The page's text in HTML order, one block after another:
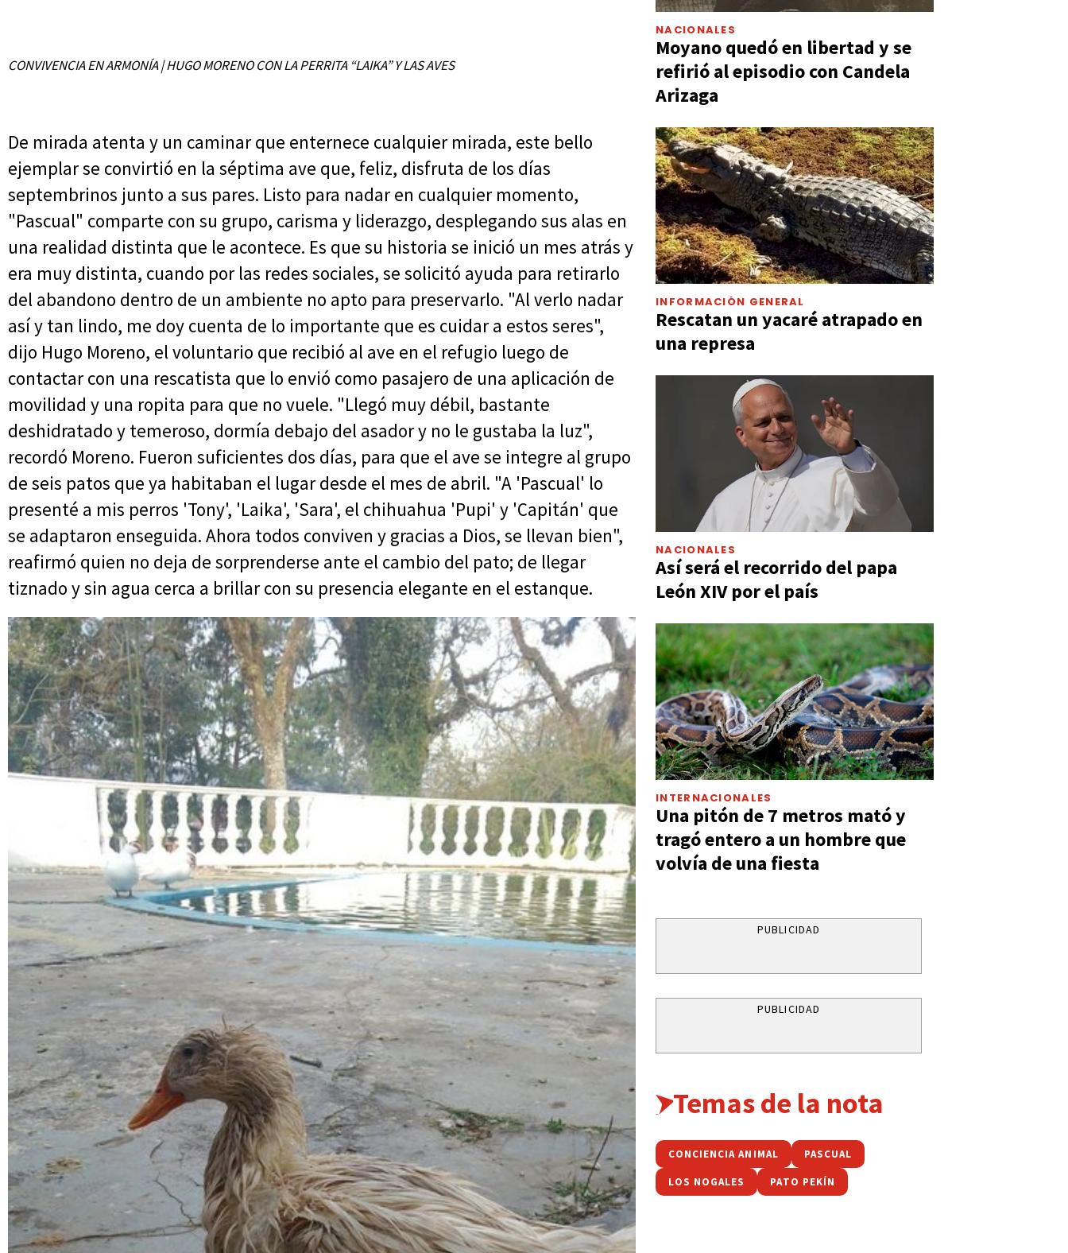
CONVIVENCIA EN ARMONÍA | HUGO MORENO CON LA PERRITA “LAIKA” Y LAS AVES
De mirada atenta y un caminar que enternece cualquier mirada, este bello
ejemplar se convirtió en la séptima ave que, feliz, disfruta de los días
septembrinos junto a sus pares. Listo para nadar en cualquier momento,
"Pascual" comparte con su grupo, carisma y liderazgo, desplegando sus alas en
una realidad distinta que le acontece. Es que su historia se inició un mes atrás y
era muy distinta, cuando por las redes sociales, se solicitó ayuda para retirarlo
del abandono dentro de un ambiente no apto para preservarlo. "Al verlo nadar
así y tan lindo, me doy cuenta de lo importante que es cuidar a estos seres",
dijo Hugo Moreno, el voluntario que recibió al ave en el refugio luego de
contactar con una rescatista que lo envió como pasajero de una aplicación de
movilidad y una ropita para que no vuele. "Llegó muy débil, bastante
deshidratado y temeroso, dormía debajo del asador y no le gustaba la luz",
recordó Moreno. Fueron suficientes dos días, para que el ave se integre al grupo
de seis patos que ya habitaban el lugar desde el mes de abril. "A 'Pascual' lo
presenté a mis perros 'Tony', 'Laika', 'Sara', el chihuahua 'Pupi' y 'Capitán' que
se adaptaron enseguida. Ahora todos conviven y gracias a Dios, se llevan bien",
reafirmó quien no deja de sorprenderse ante el cambio del pato; de llegar
tiznado y sin agua cerca a brillar con su presencia elegante en el estanque.
NACIONALES
Moyano quedó en libertad y se
refirió al episodio con Candela
Arizaga
INFORMACIÓN GENERAL
Rescatan un yacaré atrapado en
una represa
NACIONALES
Así será el recorrido del papa
León XIV por el país
INTERNACIONALES
Una pitón de 7 metros mató y
tragó entero a un hombre que
volvía de una fiesta
PUBLICIDAD
PUBLICIDAD
Temas de la nota
CONCIENCIA ANIMAL PASCUAL
LOS NOGALES PATO PEKÍN